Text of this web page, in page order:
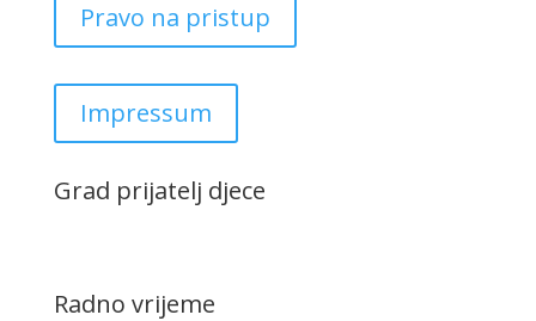
Pravo na pristup
Impressum
Grad prijatelj djece
Radno vrijeme